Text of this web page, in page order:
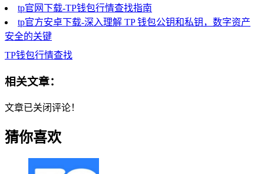
tp官网下载-TP钱包行情查找指南
tp官方安卓下载-深入理解 TP 钱包公钥和私钥，数字资产
安全的关键
TP钱包行情查找
相关文章：
文章已关闭评论！
猜你喜欢